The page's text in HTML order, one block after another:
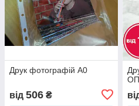
Друк фотографій А0
від 506 ₴